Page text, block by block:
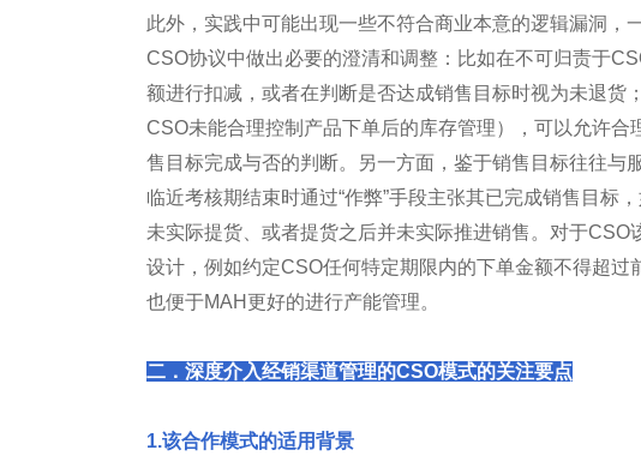
此外，实践中可能出现一些不符合商业本意的逻辑漏洞，
CSO协议中做出必要的澄清和调整：比如在不可归责于
额进行扣减，或者在判断是否达成销售目标时视为未退货
CSO未能合理控制产品下单后的库存管理），可以允许
售目标完成与否的判断。另一方面，鉴于销售目标往往与
临近考核期结束时通过“作弊”手段主张其已完成销售目标
未实际提货、或者提货之后并未实际推进销售。对于CSO
设计，例如约定CSO任何特定期限内的下单金额不得超过
也便于MAH更好的进行产能管理。
二．深度介入经销渠道管理的CSO模式的关注要点
1.该合作模式的适用背景